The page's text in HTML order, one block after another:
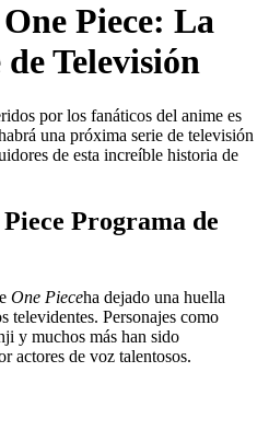
Piece: La
Televisión
por los fanáticos del anime es
una próxima serie de televisión
de esta increíble historia de
Programa de
One Pieceha dejado una huella
televidentes. Personajes como
y muchos más han sido
actores de voz talentosos.